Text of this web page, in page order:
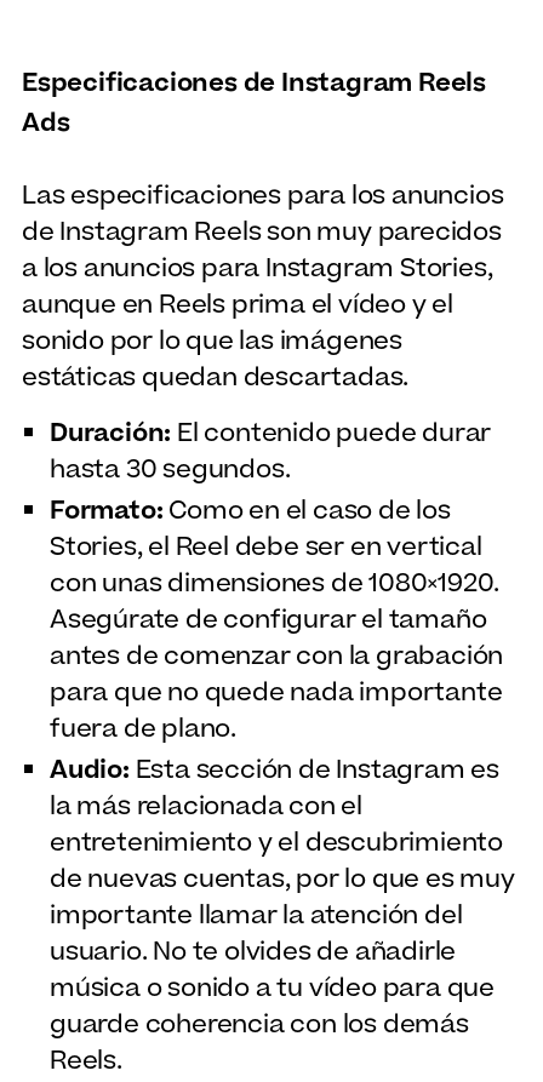
Especificaciones de Instagram Reels
Ads
Las especificaciones para los anuncios
de Instagram Reels son muy parecidos
a los anuncios para Instagram Stories,
aunque en Reels prima el vídeo y el
sonido por lo que las imágenes
estáticas quedan descartadas.
Duración: El contenido puede durar
hasta 30 segundos.
Formato: Como en el caso de los
Stories, el Reel debe ser en vertical
con unas dimensiones de 1080×1920.
Asegúrate de configurar el tamaño
antes de comenzar con la grabación
para que no quede nada importante
fuera de plano.
Audio: Esta sección de Instagram es
la más relacionada con el
entretenimiento y el descubrimiento
de nuevas cuentas, por lo que es muy
importante llamar la atención del
usuario. No te olvides de añadirle
música o sonido a tu vídeo para que
guarde coherencia con los demás
Reels.